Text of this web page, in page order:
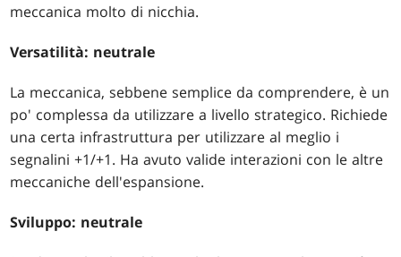
meccanica molto di nicchia.
Versatilità: neutrale
La meccanica, sebbene semplice da comprendere, è un
po' complessa da utilizzare a livello strategico. Richiede
una certa infrastruttura per utilizzare al meglio i
segnalini +1/+1. Ha avuto valide interazioni con le altre
meccaniche dell'espansione.
Sviluppo: neutrale